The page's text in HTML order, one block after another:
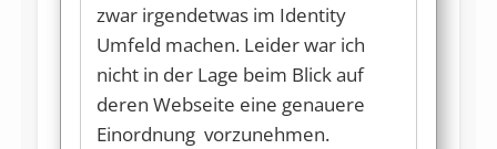
zwar irgendetwas im Identity
Umfeld machen. Leider war ich
nicht in der Lage beim Blick auf
deren Webseite eine genauere
Einordnung vorzunehmen.